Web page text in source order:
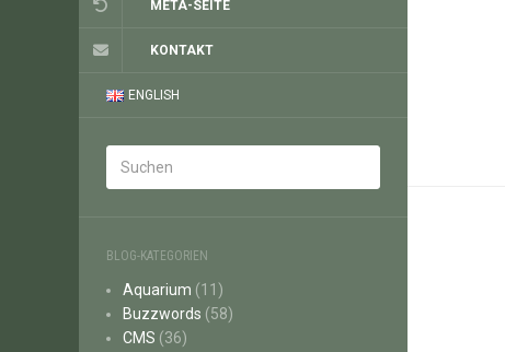
META-SEITE
KONTAKT
ENGLISH
BLOG-KATEGORIEN
Aquarium (11)
Buzzwords (58)
CMS (36)